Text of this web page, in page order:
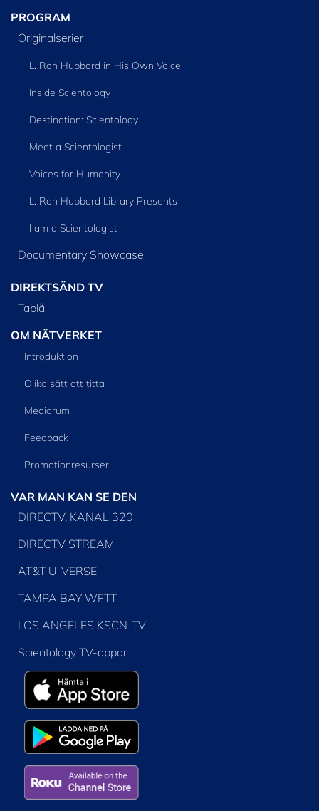
PROGRAM
Originalserier
L. Ron Hubbard in His Own Voice
Inside Scientology
Destination: Scientology
Meet a Scientologist
Voices for Humanity
L. Ron Hubbard Library Presents
I am a Scientologist
Documentary Showcase
DIREKTSÄND TV
Tablå
OM NÄTVERKET
Introduktion
Olika sätt att titta
Mediarum
Feedback
Promotionresurser
VAR MAN KAN SE DEN
DIRECTV, KANAL 320
DIRECTV STREAM
AT&T U-VERSE
TAMPA BAY WFTT
LOS ANGELES KSCN-TV
Scientology TV-appar